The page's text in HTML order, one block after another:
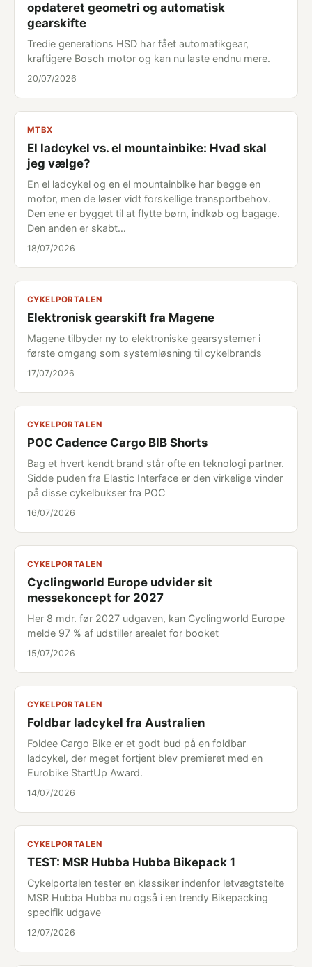
opdateret geometri og automatisk
gearskifte
Tredie generations HSD har fået automatikgear,
kraftigere Bosch motor og kan nu laste endnu mere.
20/07/2026
MTBX
El ladcykel vs. el mountainbike: Hvad skal
jeg vælge?
En el ladcykel og en el mountainbike har begge en
motor, men de løser vidt forskellige transportbehov.
Den ene er bygget til at flytte børn, indkøb og bagage.
Den anden er skabt…
18/07/2026
CYKELPORTALEN
Elektronisk gearskift fra Magene
Magene tilbyder ny to elektroniske gearsystemer i
første omgang som systemløsning til cykelbrands
17/07/2026
CYKELPORTALEN
POC Cadence Cargo BIB Shorts
Bag et hvert kendt brand står ofte en teknologi partner.
Sidde puden fra Elastic Interface er den virkelige vinder
på disse cykelbukser fra POC
16/07/2026
CYKELPORTALEN
Cyclingworld Europe udvider sit
messekoncept for 2027
Her 8 mdr. før 2027 udgaven, kan Cyclingworld Europe
melde 97 % af udstiller arealet for booket
15/07/2026
CYKELPORTALEN
Foldbar ladcykel fra Australien
Foldee Cargo Bike er et godt bud på en foldbar
ladcykel, der meget fortjent blev premieret med en
Eurobike StartUp Award.
14/07/2026
CYKELPORTALEN
TEST: MSR Hubba Hubba Bikepack 1
Cykelportalen tester en klassiker indenfor letvægtstelte
MSR Hubba Hubba nu også i en trendy Bikepacking
specifik udgave
12/07/2026